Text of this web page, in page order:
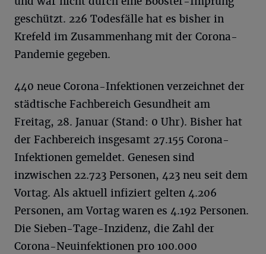
geschützt. 226 Todesfälle hat es bisher in
Krefeld im Zusammenhang mit der Corona-
Pandemie gegeben.
440 neue Corona-Infektionen verzeichnet der
städtische Fachbereich Gesundheit am
Freitag, 28. Januar (Stand: 0 Uhr). Bisher hat
der Fachbereich insgesamt 27.155 Corona-
Infektionen gemeldet. Genesen sind
inzwischen 22.723 Personen, 423 neu seit dem
Vortag. Als aktuell infiziert gelten 4.206
Personen, am Vortag waren es 4.192 Personen.
Die Sieben-Tage-Inzidenz, die Zahl der
Corona-Neuinfektionen pro 100.000